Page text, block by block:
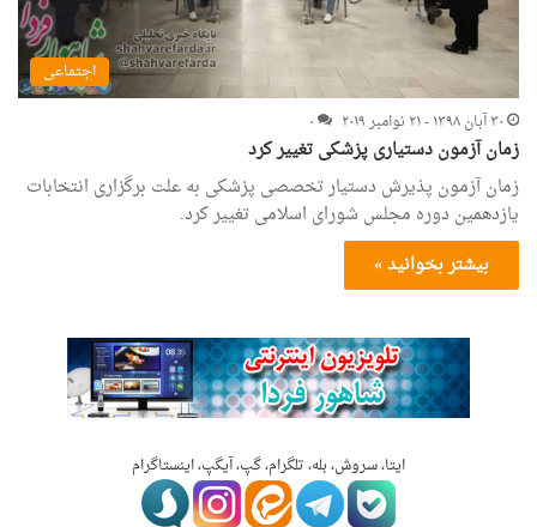
اجتماعی
۳۰ آبان ۱۳۹۸ - ۲۱ نوامبر ۲۰۱۹
۰
زمان آزمون دستیاری پزشکی تغییر کرد
زمان آزمون پذیرش دستیار تخصصی پزشکی به علت برگزاری انتخابات
یازدهمین دوره مجلس شورای اسلامی تغییر کرد.
بیشتر بخوانید »
ایتا، سروش، بله، تلگرام، گپ، آیگپ، اینستاگرام